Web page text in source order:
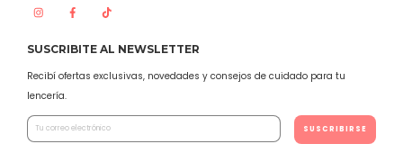
SUSCRIBITE AL NEWSLETTER
Recibí ofertas exclusivas, novedades y consejos de cuidado para tu
lencería.